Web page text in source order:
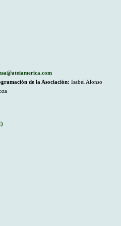
de la Asociación: Isabel Alonso